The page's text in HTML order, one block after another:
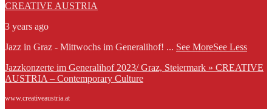
CREATIVE AUSTRIA
3 years ago
Jazz in Graz - Mittwochs im Generalihof! ... See MoreSee Less
Jazzkonzerte im Generalihof 2023/ Graz, Steiermark » CREATIVE
AUSTRIA – Contemporary Culture
www.creativeaustria.at